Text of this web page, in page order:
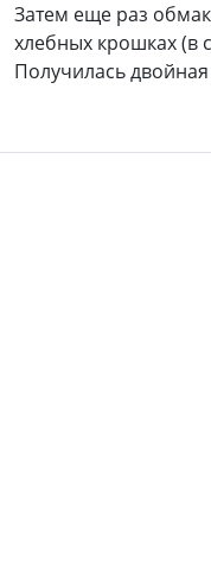
Затем еще раз
хлебных крошках (в
Получилась